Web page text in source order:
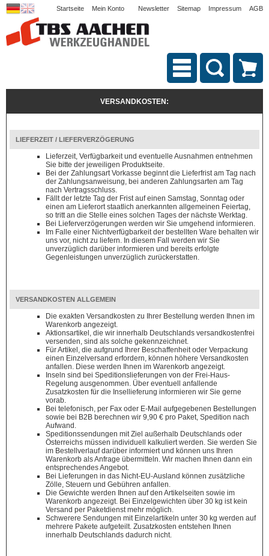
Startseite Mein Konto Newsletter Sitemap Impressum AGB
VERSANDKOSTEN:
LIEFERZEIT / LIEFERVERZÖGERUNG
Lieferzeit, Verfügbarkeit und eventuelle Ausnahmen entnehmen
Sie bitte der jeweiligen Produktseite.
Bei der Zahlungsart Vorkasse beginnt die Lieferfrist am Tag nach
der Zahlungsanweisung, bei anderen Zahlungsarten am Tag
nach Vertragsschluss.
Fällt der letzte Tag der Frist auf einen Samstag, Sonntag oder
einen am Lieferort staatlich anerkannten allgemeinen Feiertag,
so tritt an die Stelle eines solchen Tages der nächste Werktag.
Bei Lieferverzögerungen werden wir Sie umgehend informieren.
Im Falle einer Nichtverfügbarkeit der bestellten Ware behalten wir
uns vor, nicht zu liefern. In diesem Fall werden wir Sie
unverzüglich darüber informieren und bereits erfolgte
Gegenleistungen unverzüglich zurückerstatten.
VERSANDKOSTEN ALLGEMEIN
Die exakten Versandkosten zu Ihrer Bestellung werden Ihnen im
Warenkorb angezeigt.
Aktionsartikel, die wir innerhalb Deutschlands versandkostenfrei
versenden, sind als solche gekennzeichnet.
Für Artikel, die aufgrund Ihrer Beschaffenheit oder Verpackung
einen Einzelversand erfordern, können höhere Versandkosten
anfallen. Diese werden Ihnen im Warenkorb angezeigt.
Inseln sind bei Speditionslieferungen von der Frei-Haus-
Regelung ausgenommen. Über eventuell anfallende
Zusatzkosten für die Insellieferung informieren wir Sie gerne
vorab.
Bei telefonisch, per Fax oder E-Mail aufgegebenen Bestellungen
sowie bei B2B berechnen wir 9,90 € pro Paket, Spedition nach
Aufwand.
Speditionssendungen mit Ziel außerhalb Deutschlands oder
Österreichs müssen individuell kalkuliert werden. Sie werden Sie
im Bestellverlauf darüber informiert und können uns Ihren
Warenkorb als Anfrage übermitteln. Wir machen Ihnen dann ein
entsprechendes Angebot.
Bei Lieferungen in das Nicht-EU-Ausland können zusätzliche
Zölle, Steuern und Gebühren anfallen.
Die Gewichte werden Ihnen auf den Artikelseiten sowie im
Warenkorb angezeigt. Bei Einzelgewichten über 30 kg ist kein
Versand per Paketdienst mehr möglich.
Schwerere Sendungen mit Einzelartikeln unter 30 kg werden auf
mehrere Pakete aufgeteilt. Zusatzkosten entstehen Ihnen
innerhalb Deutschlands dadurch nicht.